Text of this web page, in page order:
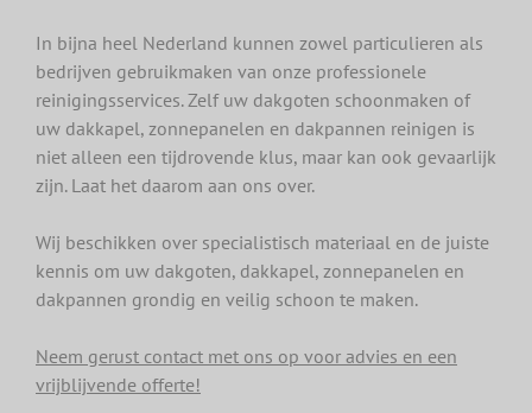
In bijna heel Nederland kunnen zowel particulieren als
bedrijven gebruikmaken van onze professionele
reinigingsservices. Zelf uw dakgoten schoonmaken of
uw dakkapel, zonnepanelen en dakpannen reinigen is
niet alleen een tijdrovende klus, maar kan ook gevaarlijk
zijn. Laat het daarom aan ons over.
Wij beschikken over specialistisch materiaal en de juiste
kennis om uw dakgoten, dakkapel, zonnepanelen en
dakpannen grondig en veilig schoon te maken.
Neem gerust contact met ons op voor advies en een
vrijblijvende offerte!